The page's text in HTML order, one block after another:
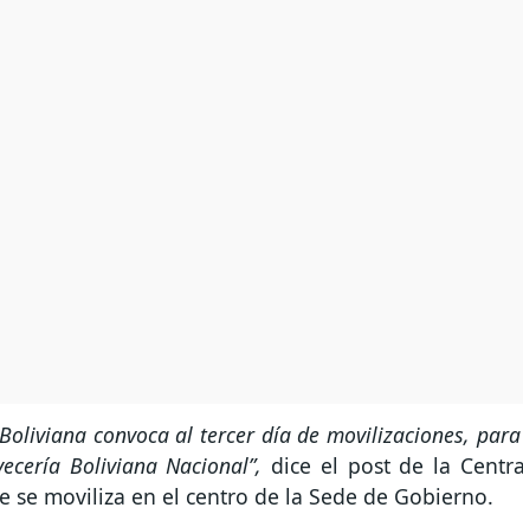
convoca al tercer día de movilizaciones,
Boliviana Nacional”, dice el post de la
se moviliza en el centro de la Sede de Gobierno.